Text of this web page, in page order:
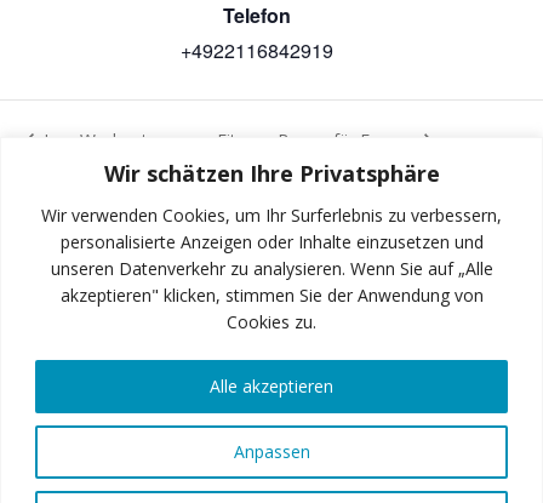
Wir schätzen Ihre Privatsphäre
Wir verwenden Cookies, um Ihr Surferlebnis zu verbessern,
personalisierte Anzeigen oder Inhalte einzusetzen und
unseren Datenverkehr zu analysieren. Wenn Sie auf „Alle
akzeptieren" klicken, stimmen Sie der Anwendung von
Cookies zu.
Anpassen
Alle akzeptieren
Telefon
+4922116842919
Iron Workout Fitness Boxen für Frauen
INSTAGRAM
FACEBOOK